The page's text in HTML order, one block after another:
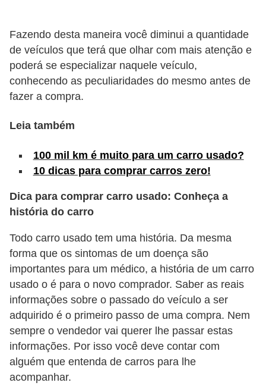
Fazendo desta maneira você diminui a quantidade
de veículos que terá que olhar com mais atenção e
poderá se especializar naquele veículo,
conhecendo as peculiaridades do mesmo antes de
fazer a compra.
Leia também
100 mil km é muito para um carro usado?
10 dicas para comprar carros zero!
Dica para comprar carro usado: Conheça a
história do carro
Todo carro usado tem uma história. Da mesma
forma que os sintomas de um doença são
importantes para um médico, a história de um carro
usado o é para o novo comprador. Saber as reais
informações sobre o passado do veículo a ser
adquirido é o primeiro passo de uma compra. Nem
sempre o vendedor vai querer lhe passar estas
informações. Por isso você deve contar com
alguém que entenda de carros para lhe
acompanhar.
e
v
e
í
u
B
i
c
i
c
l
e
t
a
s
C